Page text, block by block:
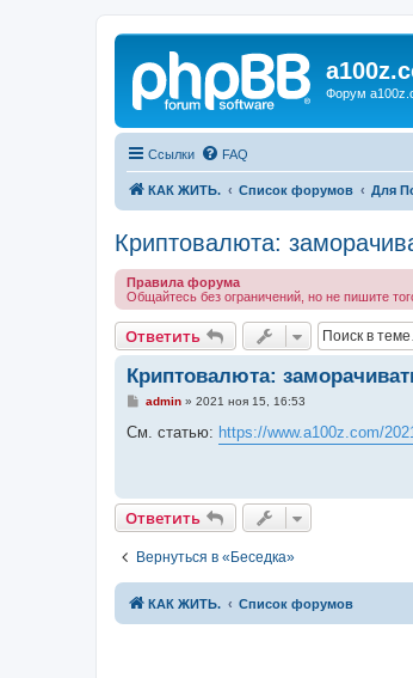
Форум
Ссылки FAQ
КАК ЖИТЬ. Список форумов Для
Криптовалюта:
Правила форума
Общайтесь без ограничений, но не пишите
Ответить
Криптовалюта:
С
о
и
е
admin» 2021 ноя 15, 16:53
См. статью: https://www.a100z.com/
Ответить
Вернуться в «Беседка»
КАК ЖИТЬ. Список форумов